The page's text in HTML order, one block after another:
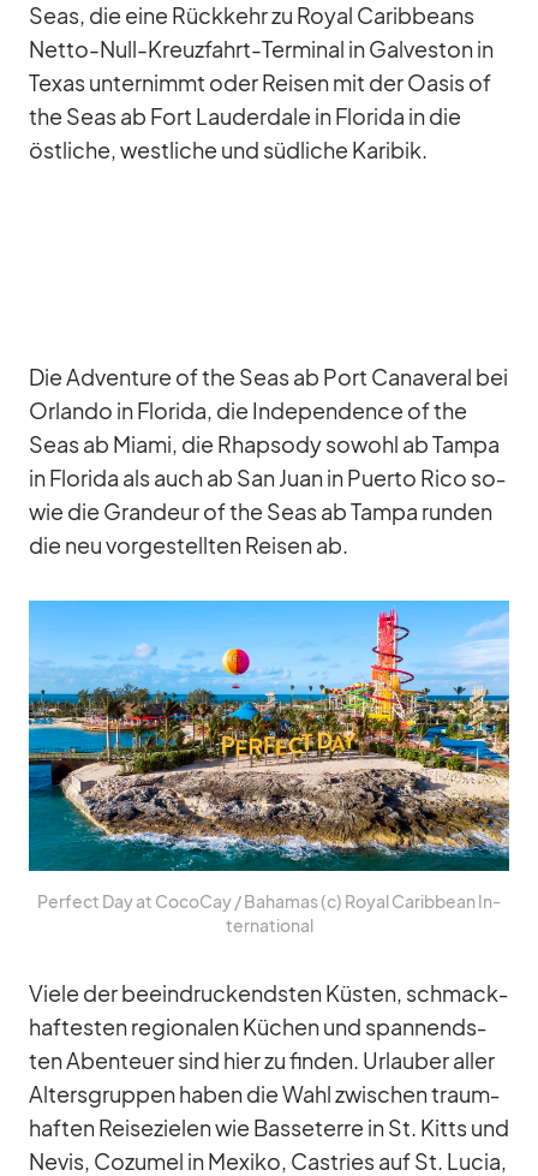
Seas, die eine Rück­kehr zu Royal Ca­rib­be­ans
Netto-Null-Kreuz­fahrt-Ter­mi­nal in Gal­ves­ton in
Te­xas un­ter­nimmt oder Rei­sen mit der Oa­sis of
the Seas ab Fort Lau­derd­ale in Flo­rida in die
öst­li­che, west­li­che und süd­li­che Ka­ri­bik.
Die Ad­ven­ture of the Seas ab Port Ca­na­ve­ral bei
Or­lando in Flo­rida, die In­de­pen­dence of the
Seas ab Mi­ami, die Rhap­sody so­wohl ab Tampa
in Flo­rida als auch ab San Juan in Pu­erto Rico so­
wie die Gran­deur of the Seas ab Tampa run­den
die neu vor­ge­stell­ten Rei­sen ab.
Per­fect Day at Co­co­Cay /​ Ba­ha­mas (c) Royal Ca­rib­bean In­
ter­na­tio­nal
Viele der be­ein­dru­ckends­ten Küs­ten, schmack­
haf­tes­ten re­gio­na­len Kü­chen und span­nends­
ten Aben­teuer sind hier zu fin­den. Ur­lau­ber al­ler
Al­ters­grup­pen ha­ben die Wahl zwi­schen traum­
haf­ten Rei­se­zie­len wie Bas­se­terre in St. Kitts und
Ne­vis, Co­zu­mel in Me­xiko, Cas­tries auf St. Lu­cia,